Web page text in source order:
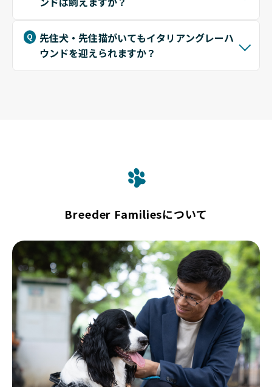
先住犬・先住猫がいてもイタリアングレーハ
ウンドを迎えられますか？
Breeder Familiesについて